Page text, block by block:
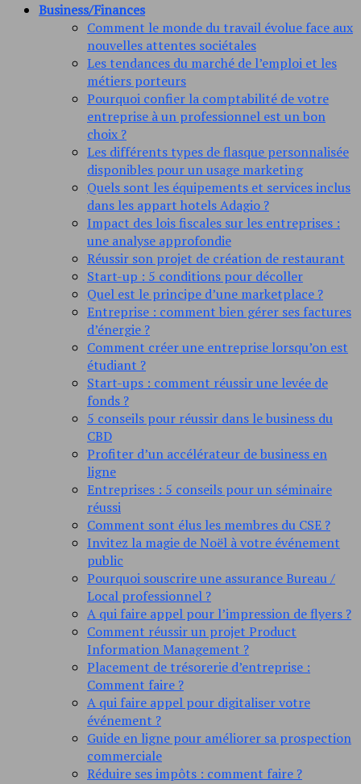
Business/Finances
Comment le monde du travail évolue face aux
nouvelles attentes sociétales
Les tendances du marché de l’emploi et les
métiers porteurs
Pourquoi confier la comptabilité de votre
entreprise à un professionnel est un bon
choix ?
Les différents types de flasque personnalisée
disponibles pour un usage marketing
Quels sont les équipements et services inclus
dans les appart hotels Adagio ?
Impact des lois fiscales sur les entreprises :
une analyse approfondie
Réussir son projet de création de restaurant
Start-up : 5 conditions pour décoller
Quel est le principe d’une marketplace ?
Entreprise : comment bien gérer ses factures
d’énergie ?
Comment créer une entreprise lorsqu’on est
étudiant ?
Start-ups : comment réussir une levée de
fonds ?
5 conseils pour réussir dans le business du
CBD
Profiter d’un accélérateur de business en
ligne
Entreprises : 5 conseils pour un séminaire
réussi
Comment sont élus les membres du CSE ?
Invitez la magie de Noël à votre événement
public
Pourquoi souscrire une assurance Bureau /
Local professionnel ?
A qui faire appel pour l’impression de flyers ?
Comment réussir un projet Product
Information Management ?
Placement de trésorerie d’entreprise :
Comment faire ?
A qui faire appel pour digitaliser votre
événement ?
Guide en ligne pour améliorer sa prospection
commerciale
Réduire ses impôts : comment faire ?